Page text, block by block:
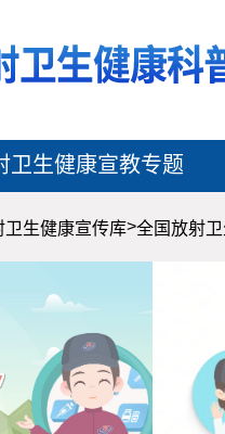
卫生健康宣教专题
卫生健康宣传库>全国放射